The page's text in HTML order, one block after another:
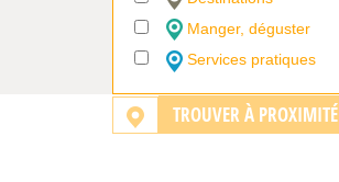
TROUVER À PROXIMITÉ
Manger, déguster
Services pratiques